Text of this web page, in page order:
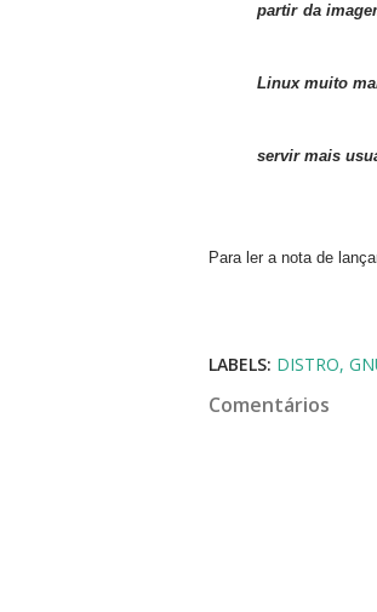
partir da
Linux muito
servir mais
Para ler a nota de
LABELS: DISTRO
Comentários